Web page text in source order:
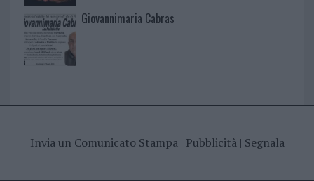
Giovannimaria Cabras
Invia un Comunicato Stampa| Pubblicità| Segnala